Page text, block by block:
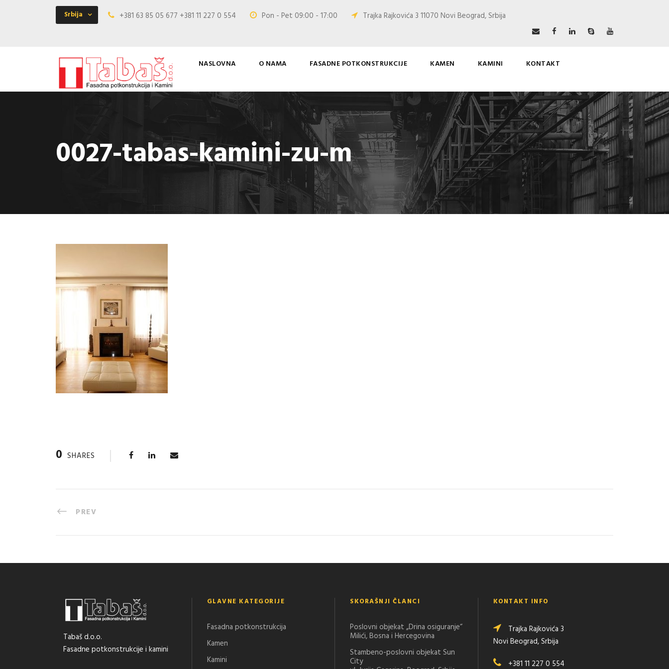
Srbija +381 63 85 05 677 +381 11 227 0 554 Pon - Pet 09:00 - 17:00 Trajka Rajkovića 3 11070 Novi Beograd, Srbija
NASLOVNA O NAMA FASADNE POTKONSTRUKCIJE KAMEN KAMINI KONTAKT
0027-tabas-kamini-zu-m
0 SHARES
PREV
Tabaš d.o.o.
Fasadne potkonstrukcije i kamini
GLAVNE KATEGORIJE
Fasadna potkonstrukcija
Kamen
Kamini
SKORAŠNJI ČLANCI
Poslovni objekat „Drina osiguranje“
Milići, Bosna i Hercegovina
Stambeno-poslovni objekat Sun
City
KONTAKT INFO
Trajka Rajkovića 3
Novi Beograd, Srbija
+381 11 227 0 554